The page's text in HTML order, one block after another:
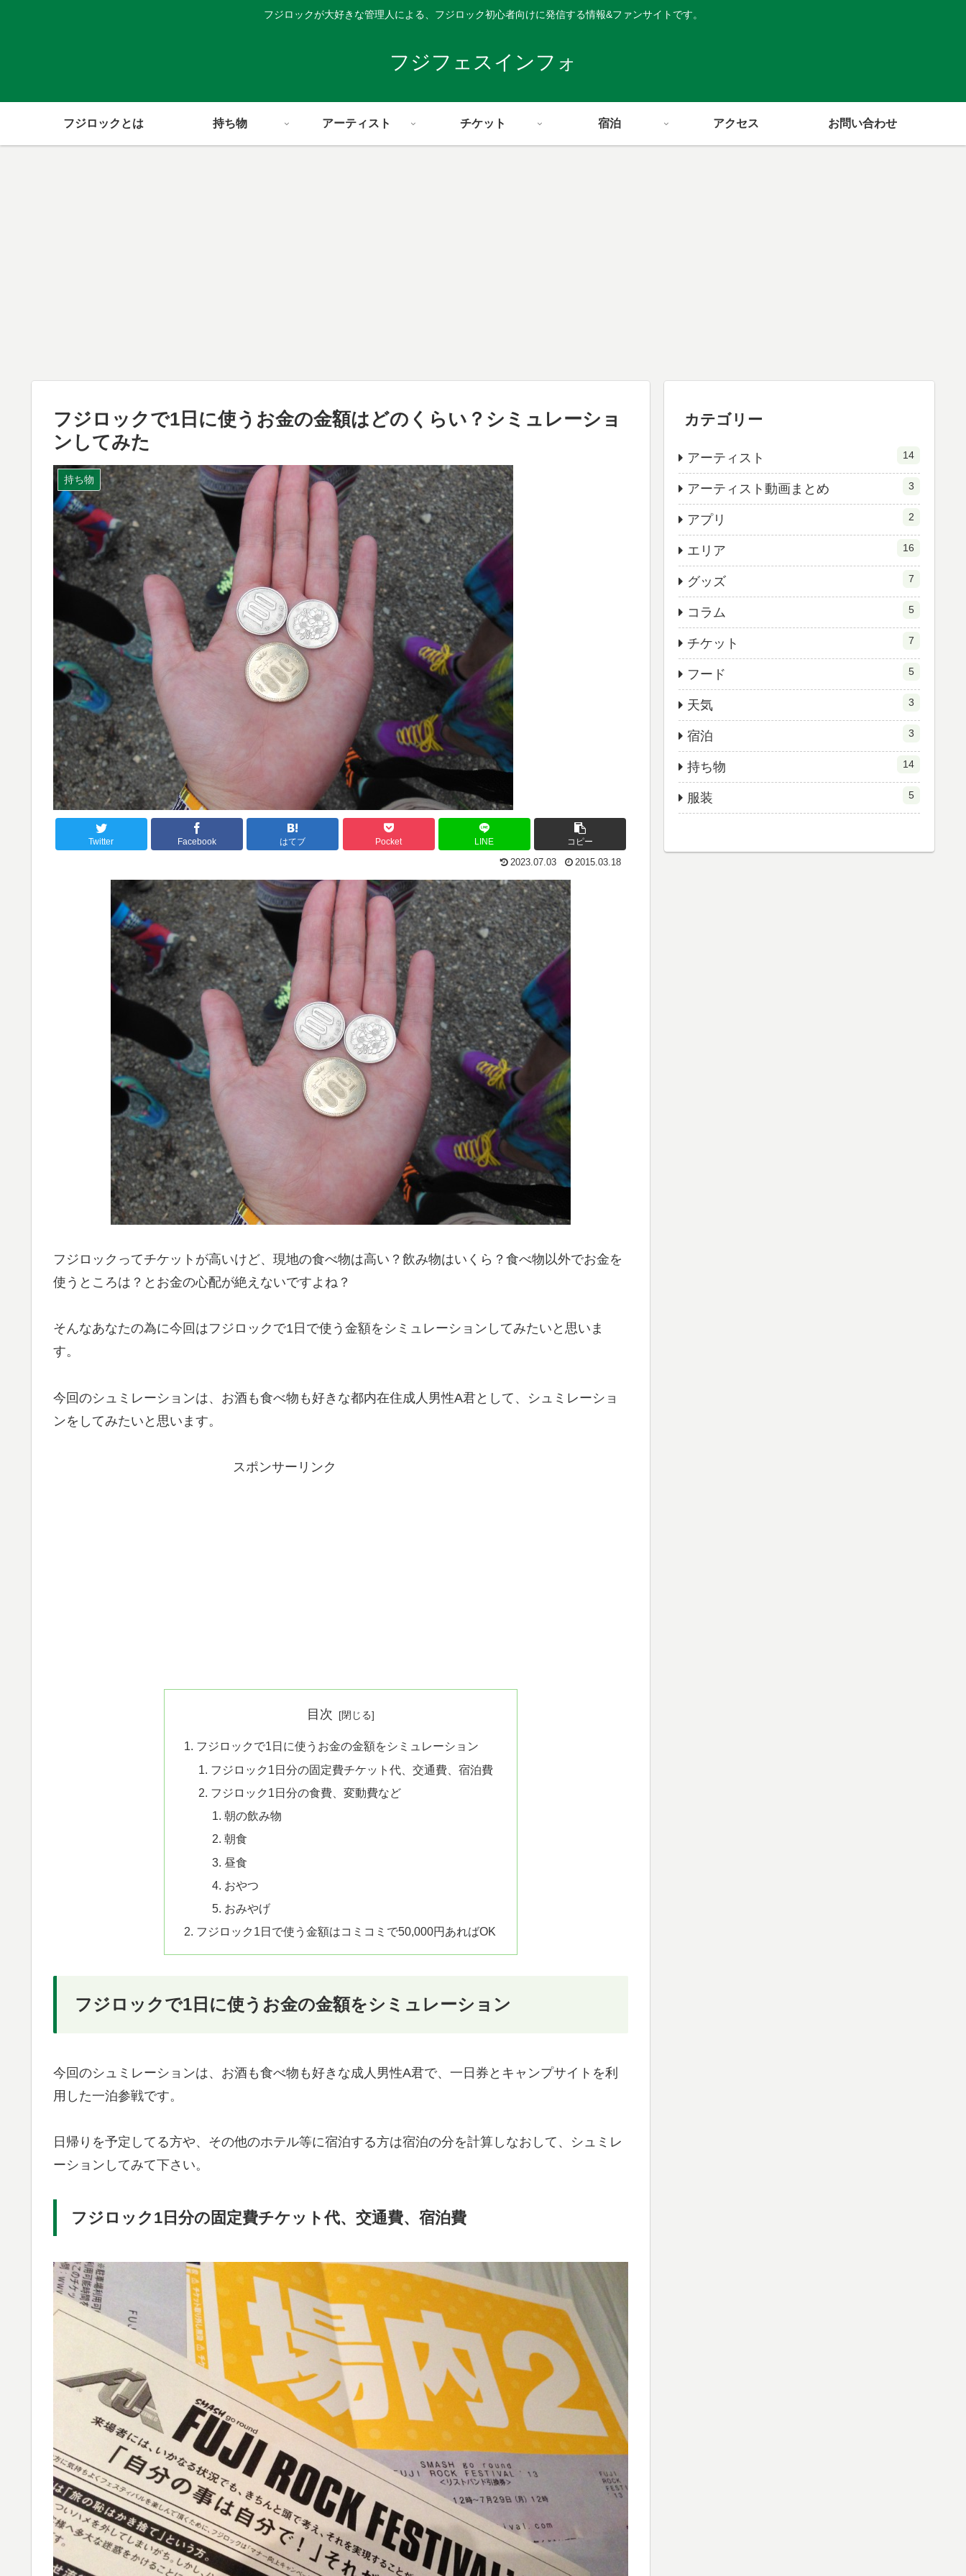
フジロックが大好きな管理人による、フジロック初心者向けに発信する情報&ファンサイトです。
フジフェスインフォ
フジロックとは 持ち物 アーティスト チケット 宿泊 アクセス お問い合わせ
フジロックで1日に使うお金の金額はどのくらい？シミュレーショ
ンしてみた
持ち物
Twitter Facebook はてブ Pocket LINE コピー
2023.07.03 2015.03.18
フジロックってチケットが高いけど、現地の食べ物は高い？飲み物はいくら？食べ物以外でお金を
使うところは？とお金の心配が絶えないですよね？
そんなあなたの為に今回はフジロックで1日で使う金額をシミュレーションしてみたいと思いま
す。
今回のシュミレーションは、お酒も食べ物も好きな都内在住成人男性A君として、シュミレーショ
ンをしてみたいと思います。
スポンサーリンク
目次
フジロックで1日に使うお金の金額をシミュレーション
フジロック1日分の固定費チケット代、交通費、宿泊費
フジロック1日分の食費、変動費など
朝の飲み物
朝食
昼食
おやつ
おみやげ
フジロック1日で使う金額はコミコミで50,000円あればOK
フジロックで1日に使うお金の金額をシミュレーション
今回のシュミレーションは、お酒も食べ物も好きな成人男性A君で、一日券とキャンプサイトを利
用した一泊参戦です。
日帰りを予定してる方や、その他のホテル等に宿泊する方は宿泊の分を計算しなおして、シュミレ
ーションしてみて下さい。
フジロック1日分の固定費チケット代、交通費、宿泊費
カテゴリー
アーティスト 14
アーティスト動画まとめ 3
アプリ 2
エリア 16
グッズ 7
コラム 5
チケット 7
フード 5
天気 3
宿泊 3
持ち物 14
服装 5